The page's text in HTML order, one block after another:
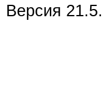
Версия 21.5.